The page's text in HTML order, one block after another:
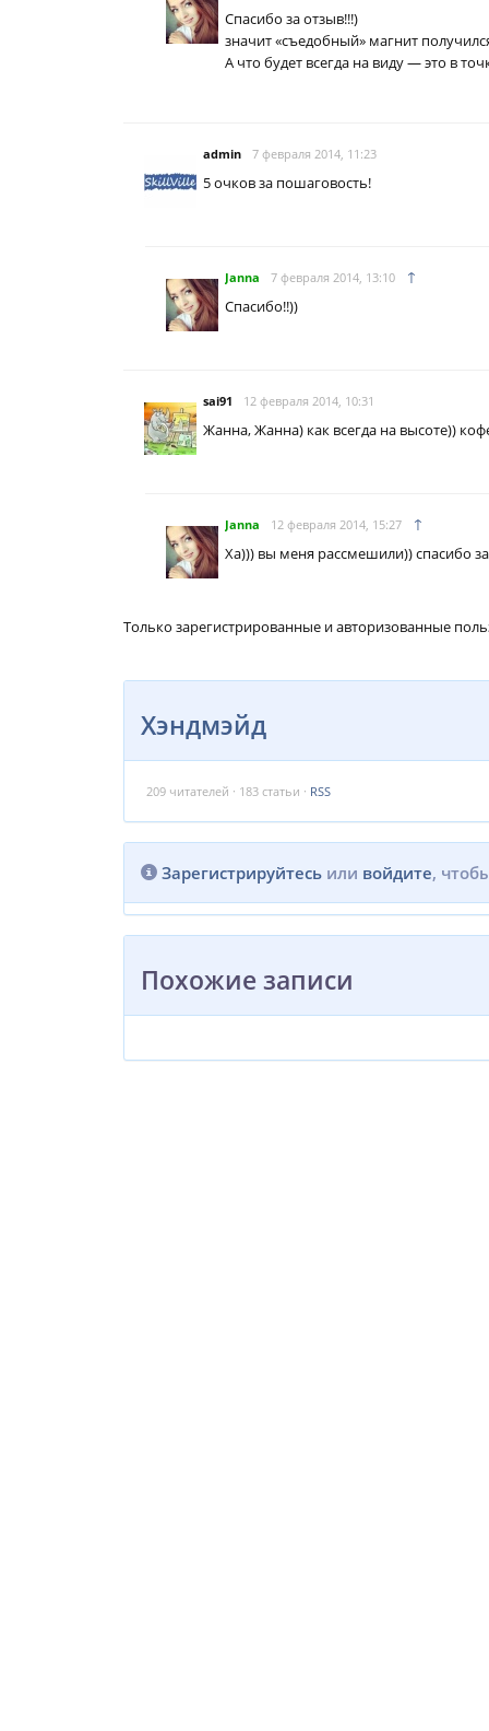
Спасибо за отзыв!!!)
значит «съедобный» магнит
А что будет всегда на виду — это в
admin 7 февраля 2014, 11:23
5 очков за пошаговость!
Janna 7 февраля 2014, 13:10
↑
Спасибо!!))
sai91 12 февраля 2014, 10:31
Жанна, Жанна) как всегда на высоте))
Janna 12 февраля 2014, 15:27
↑
Ха))) вы меня рассмешили)) спасибо
Только зарегистрированные и авторизованные
Хэндмэйд
209 читателей · 183 статьи · RSS
Зарегистрируйтесь или войдите,
Похожие записи